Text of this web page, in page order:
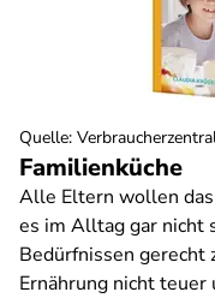
Familienküche
Alle Eltern wollen
es im Alltag gar nicht
Bedürfnissen gerecht
Ernährung nicht
Quelle: